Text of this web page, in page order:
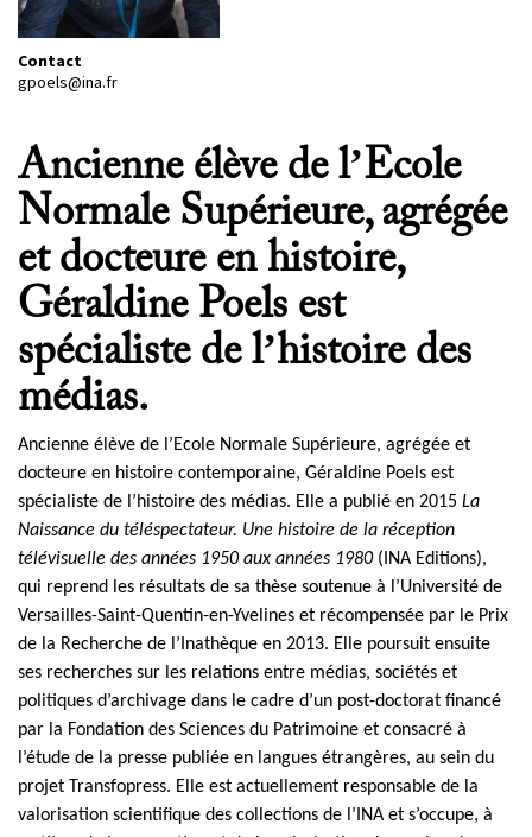
Contact
gpoels@ina.fr
Ancienne élève de l’Ecole
Normale Supérieure, agrégée
et docteure en histoire,
Géraldine Poels est
spécialiste de l’histoire des
médias.
Ancienne élève de l’Ecole Normale Supérieure, agrégée et
docteure en histoire contemporaine, Géraldine Poels est
spécialiste de l’histoire des médias. Elle a publié en 2015 La
Naissance du téléspectateur. Une histoire de la réception
télévisuelle des années 1950 aux années 1980(INA Editions),
qui reprend les résultats de sa thèse soutenue à l’Université de
Versailles-Saint-Quentin-en-Yvelines et récompensée par le Prix
de la Recherche de l’Inathèque en 2013. Elle poursuit ensuite
ses recherches sur les relations entre médias, sociétés et
politiques d’archivage dans le cadre d’un post-doctorat financé
par la Fondation des Sciences du Patrimoine et consacré à
l’étude de la presse publiée en langues étrangères, au sein du
projet Transfopress. Elle est actuellement responsable de la
valorisation scientifique des collections de l’INA et s’occupe, à